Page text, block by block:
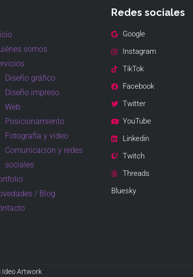
somos
Diseño gráfico
Diseño impreso
Web
Posicionamiento
Fotografía y vídeo
Comunicación y redes
sociales
/ Blog
Redes sociales
Google
Instagram
TikTok
Facebook
Twitter
YouTube
Linkedin
Twitch
Threads
Bluesky
Ideo Artwork